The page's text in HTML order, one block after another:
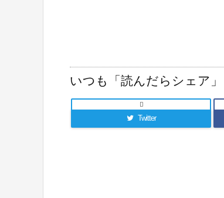
いつも「読んだらシェア
Twitter
